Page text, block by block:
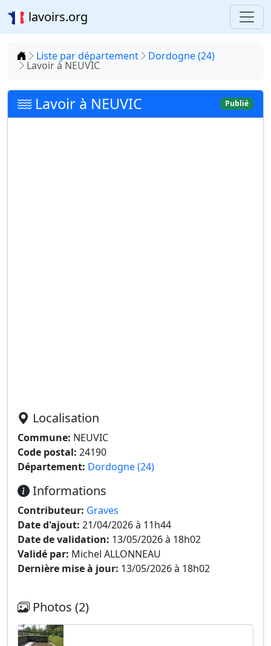
lavoirs.org
Accueil
Liste par département Dordogne (24)
Lavoir à NEUVIC
Lavoir à NEUVIC Publié
Localisation
Commune: NEUVIC
Code postal: 24190
Département: Dordogne (24)
Informations
Contributeur: Graves
Date d'ajout: 21/04/2026 à 11h44
Date de validation: 13/05/2026 à 18h02
Validé par: Michel ALLONNEAU
Dernière mise à jour: 13/05/2026 à 18h02
Photos (2)